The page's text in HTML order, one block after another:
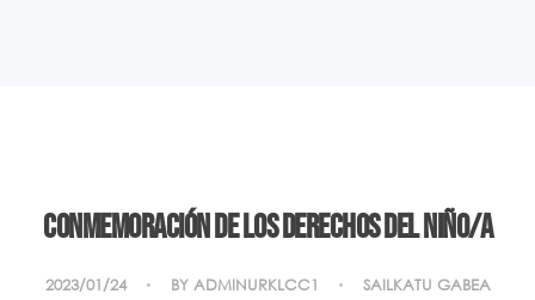
Conmemoración de los Derechos del Niño/a
2023/01/24 BY ADMINURKLCC1 SAILKATU GABEA